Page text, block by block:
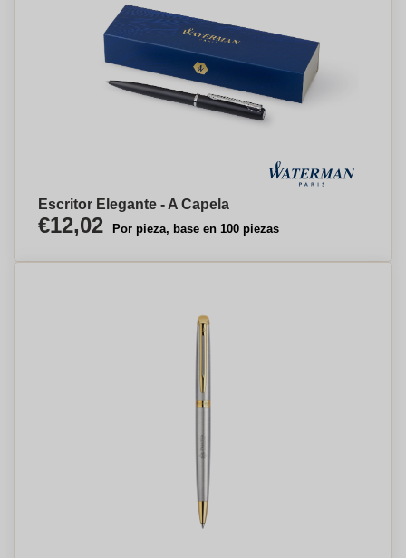
Escritor Elegante - A Capela
€12,02 Por pieza, base en 100 piezas